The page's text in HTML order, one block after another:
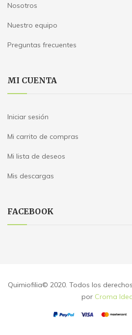
Nosotros
Nuestro equipo
Preguntas frecuentes
MI CUENTA
Iniciar sesión
Mi carrito de compras
Mi lista de deseos
Mis descargas
FACEBOOK
Quimiofilia© 2020. Todos los
por Croma